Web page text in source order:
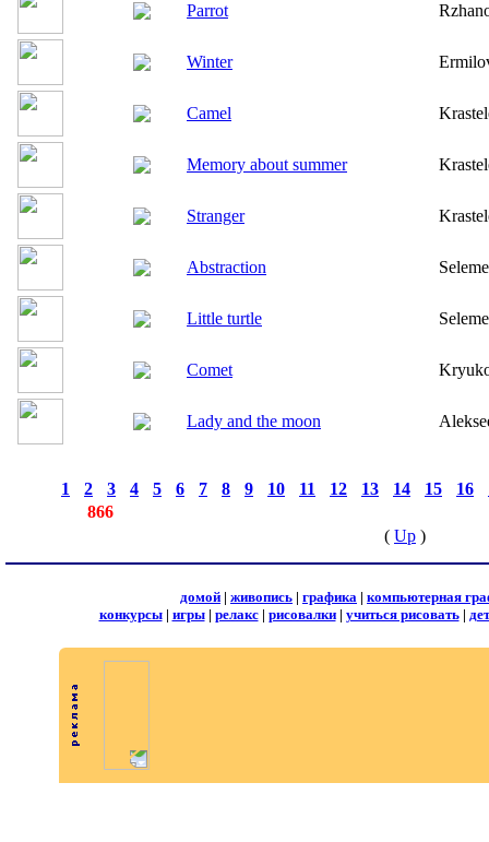
Parrot
Winter
Camel
Memory about summer
Stranger
Abstraction
Little turtle
Comet
Lady and the moon
1 2 3 4 5 6 7 8 9 10 11 12 13 14 15 16
866
( Up )
домой | живопись | графика | компьютерная
конкурсы| игры| релакс| рисовалки| учиться рисовать|